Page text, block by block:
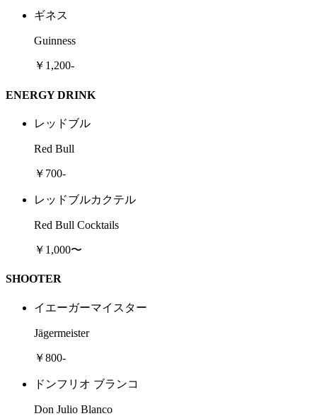
ギネス
Guinness
￥1,200-
ENERGY DRINK
レッドブル
Red Bull
￥700-
レッドブルカクテル
Red Bull Cocktails
￥1,000〜
SHOOTER
イエーガーマイスター
Jägermeister
￥800-
ドンフリオ ブランコ
Don Julio Blanco